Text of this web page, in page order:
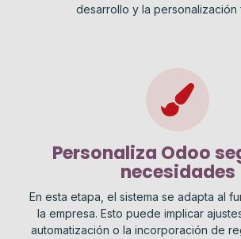
desarrollo y la personalización
Personaliza Odoo
necesidades
En esta etapa, el sistema se adapta al
la empresa. Esto puede implicar
automatización o la incorporación de